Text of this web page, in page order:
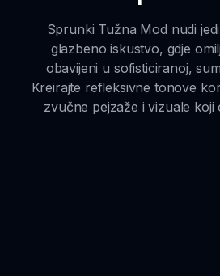
Sprunki Tužna Mod nudi
glazbeno iskustvo, gdje
obavijeni u sofisticiranoj,
Kreirajte refleksivne tonove
zvučne pejzaže i vizuale koji